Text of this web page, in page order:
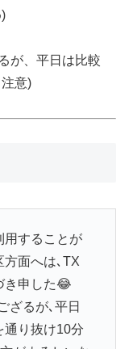
が、平日は比較
意)
用することが
方面へは､TX
き申した😂
ざるが､平日
通り抜け10分